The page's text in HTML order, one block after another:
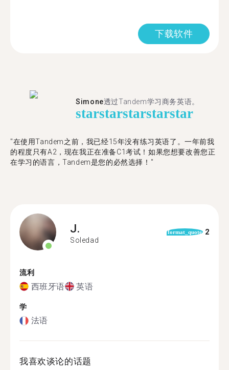
下载软件
Simone透过Tandem学习商务英语。
starstarstarstarstar
"在使用Tandem之前，我已经15年没有练习英语了。一年前我
的程度只有A2，现在我正在准备C1考试！如果您想要改善您正
在学习的语言，Tandem是您的必然选择！"
J.
Soledad
format_quote 2
流利
西班牙语 英语
学
法语
我喜欢谈论的话题